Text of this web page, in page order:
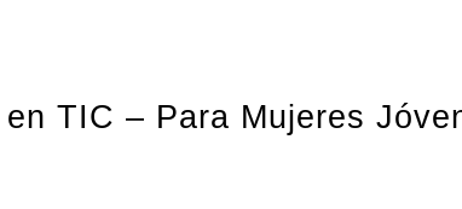
en TIC – Para Mujeres